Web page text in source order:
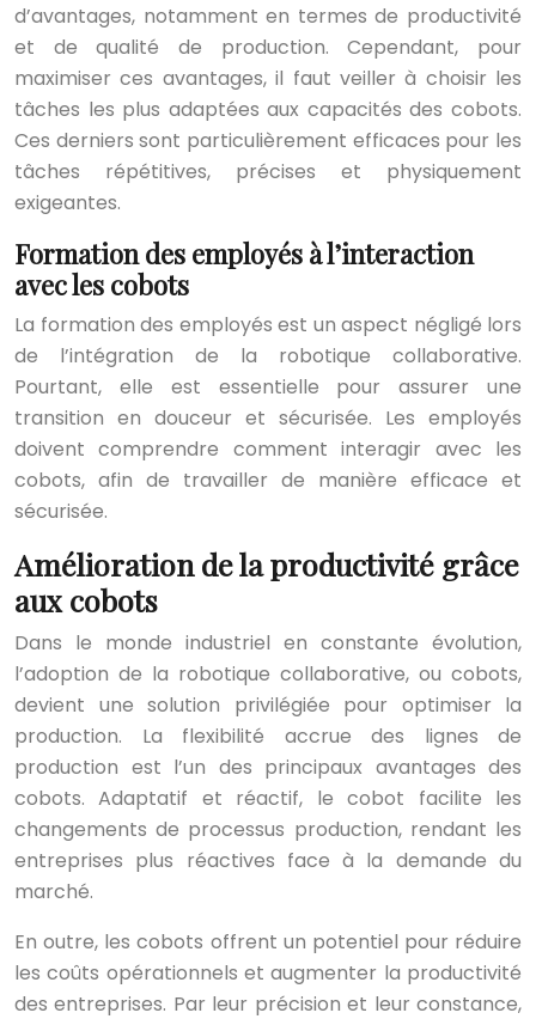
d’avantages, notamment en termes de productivité
et de qualité de production. Cependant, pour
maximiser ces avantages, il faut veiller à choisir les
tâches les plus adaptées aux capacités des cobots.
Ces derniers sont particulièrement efficaces pour les
tâches répétitives, précises et physiquement
exigeantes.
Formation des employés à l’interaction
avec les cobots
La formation des employés est un aspect négligé lors
de l’intégration de la robotique collaborative.
Pourtant, elle est essentielle pour assurer une
transition en douceur et sécurisée. Les employés
doivent comprendre comment interagir avec les
cobots, afin de travailler de manière efficace et
sécurisée.
Amélioration de la productivité grâce
aux cobots
Dans le monde industriel en constante évolution,
l’adoption de la robotique collaborative, ou cobots,
devient une solution privilégiée pour optimiser la
production. La flexibilité accrue des lignes de
production est l’un des principaux avantages des
cobots. Adaptatif et réactif, le cobot facilite les
changements de processus production, rendant les
entreprises plus réactives face à la demande du
marché.
En outre, les cobots offrent un potentiel pour réduire
les coûts opérationnels et augmenter la productivité
des entreprises. Par leur précision et leur constance,